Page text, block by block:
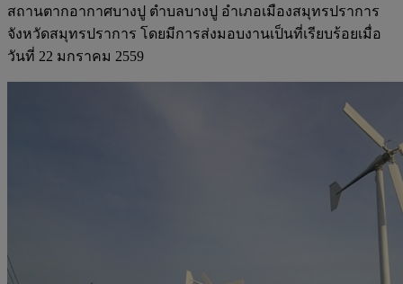
สถานตากอากาศบางปู ตำบลบางปู อำเภอเมืองสมุทรปราการ
จังหวัดสมุทรปราการ โดยมีการส่งมอบงานเป็นที่เรียบร้อยเมื่อ
วันที่ 22 มกราคม 2559